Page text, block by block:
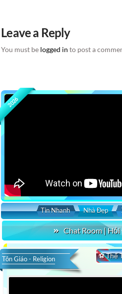
Leave a Reply
You must be logged in to post a
2026
Tin Nhanh Nhà Đẹp
Chat Room |
⚽ Thể
Tôn Giáo - Religion